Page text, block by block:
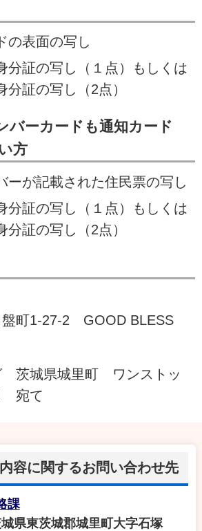
の表面の写し
分証の写し（１点）もしくは
分証の写し（2点）
バーカードも通知カード
方
ーが記載された住民票の写し
分証の写し（１点）もしくは
分証の写し（2点）
盤町1-27-2 GOOD BLESS
茨城県城里町 ワンストッ
宛て
容に関するお問い合わせ先
課
県東茨城郡城里町大字石塚